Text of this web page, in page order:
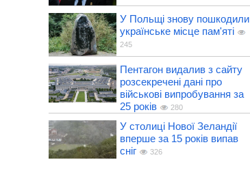
У Польщі знову пошкодили
українське місце пам'яті
245
Пентагон видалив з сайту
розсекречені дані про
військові випробування за
25 років
280
У столиці Нової Зеландії
вперше за 15 років випав
сніг
326